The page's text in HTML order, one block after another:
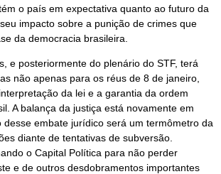
o país em expectativa quanto ao futuro da
impacto sobre a punição de crimes que
da democracia brasileira.
e posteriormente do plenário do STF, terá
não apenas para os réus de 8 de janeiro,
da lei e a garantia da ordem
A balança da justiça está novamente em
desse embate jurídico será um termômetro da
diante de tentativas de subversão.
o Capital Política para não perder
e de outros desdobramentos importantes